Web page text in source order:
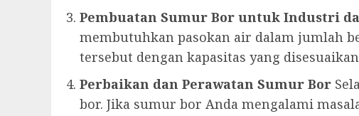
Pembuatan Sumur Bor untuk Industri
membutuhkan pasokan air dalam jumlah
tersebut dengan kapasitas yang
Perbaikan dan Perawatan Sumur Bor
bor. Jika sumur bor Anda mengalami